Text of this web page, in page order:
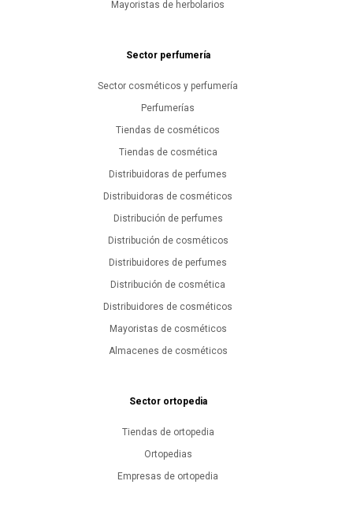
Mayoristas de herbolarios
Sector perfumería
Sector cosméticos y perfumería
Perfumerías
Tiendas de cosméticos
Tiendas de cosmética
Distribuidoras de perfumes
Distribuidoras de cosméticos
Distribución de perfumes
Distribución de cosméticos
Distribuidores de perfumes
Distribución de cosmética
Distribuidores de cosméticos
Mayoristas de cosméticos
Almacenes de cosméticos
Sector ortopedia
Tiendas de ortopedia
Ortopedias
Empresas de ortopedia